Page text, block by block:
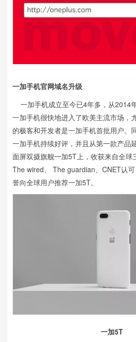
一加手机官网域名升级
一加手机成立至今已4年多，从2014
一加手机很快地进入了欧美主流市场，
的极客和开发者是一加手机首批用户。
一加手机持续好评，并且从第一款产品
面屏双摄旗舰一加5T上，收获来自全球
The wired、 The guardian、CNET认
誉向全球用户推荐一加5T。
一加5T